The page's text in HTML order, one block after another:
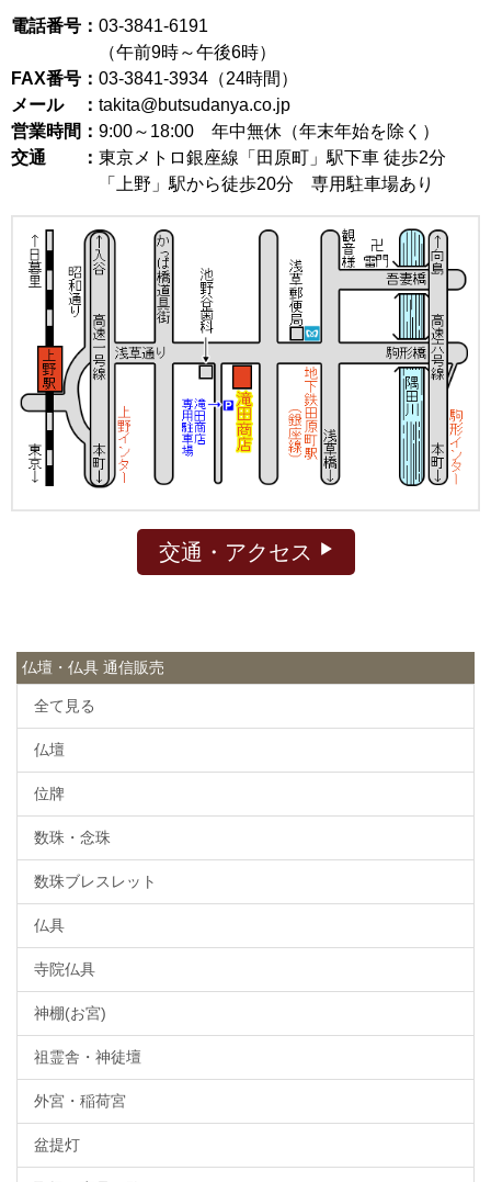
電話番号： 03-3841-6191
（午前9時～午後6時）
FAX番号： 03-3841-3934（24時間）
メール ： takita@butsudanya.co.jp
営業時間： 9:00～18:00 年中無休（年末年始を除く）
交通 ： 東京メトロ銀座線「田原町」駅下車 徒歩2分
「上野」駅から徒歩20分 専用駐車場あり
交通・アクセス
仏壇・仏具 通信販売
全て見る
仏壇
位牌
数珠・念珠
数珠ブレスレット
仏具
寺院仏具
神棚(お宮)
祖霊舎・神徒壇
外宮・稲荷宮
盆提灯